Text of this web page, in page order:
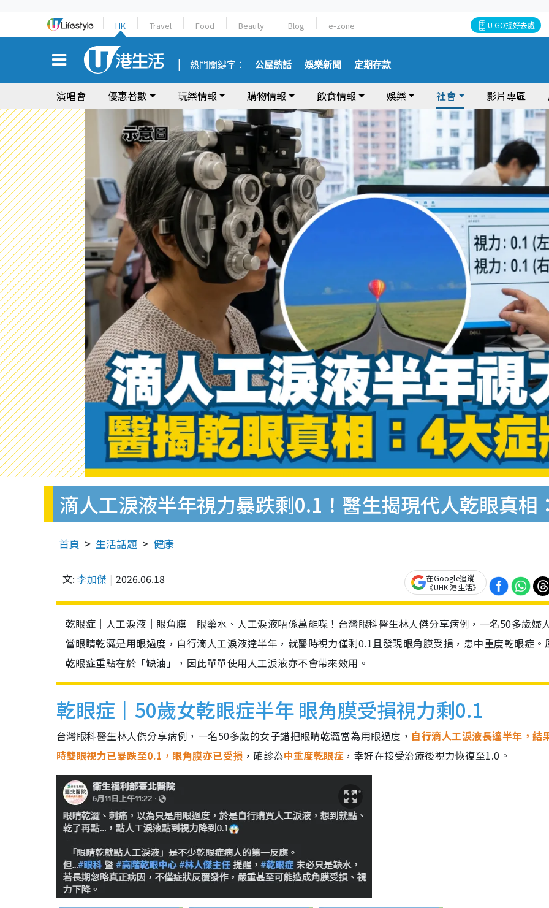
HK Travel Food Beauty Blog e-zone U GO搵好去處
熱門關鍵字： 公屋熱話 娛樂新聞 定期存款
演唱會 優惠著數 玩樂情報 購物情報 飲食情報 娛樂 社會 影片專區
滴人工淚液半年視力暴跌剩0.1！醫生揭現代人乾眼真相
首頁 生活話題 健康
文: 李加傑 2026.06.18
在Google追蹤
《UHK 港生活》
乾眼症｜人工淚液｜眼角膜｜眼藥水、人工淚液唔係萬能㗎！台灣眼科醫生林人傑分享病例，一名50多歲婦
當眼睛乾澀是用眼過度，自行滴人工淚液達半年，就醫時視力僅剩0.1且發現眼角膜受損，患中重度乾眼症。
乾眼症重點在於「缺油」，因此單單使用人工淚液亦不會帶來效用。
乾眼症｜50歲女乾眼症半年 眼角膜受損視力剩0.1
台灣眼科醫生林人傑分享病例，一名50多歲的女子錯把眼睛乾澀當為用眼過度， 自行滴人工淚液長達半年，結
時雙眼視力已暴跌至0.1，眼角膜亦已受損 ，確診為中重度乾眼症 ，幸好在接受治療後視力恢復至1.0。